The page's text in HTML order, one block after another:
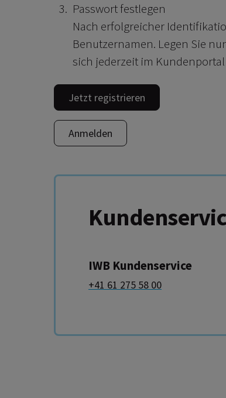
Passwort festlegen
Nach erfolgreicher
Benutzernamen. Legen Sie
sich jederzeit im
Jetzt registrieren
Anmelden
IWB Kundenservice
+41 61 275 58 00